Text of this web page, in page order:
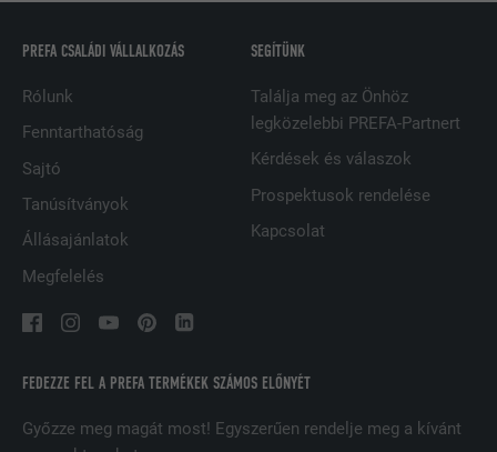
FEDEZZE FEL A PREFA TERMÉKEK SZÁMOS ELŐNYÉT
Győzze meg magát most! Egyszerűen rendelje meg a kívánt
PREFA CSALÁDI VÁLLALKOZÁS
Rólunk
Fenntarthatóság
Sajtó
Tanúsítványok
Állásajánlatok
Megfelelés
SEGÍTÜNK
Találja meg az Önhöz
legközelebbi PREFA-Partnert
Kérdések és válaszok
Prospektusok rendelése
Kapcsolat
CÉL
A LinkedIn közösségi hálózati
szolgáltatás használja, célja a
beágyazott szolgáltatások nyomon
NÉV UserMatchHistory
SZOLGÁLTATÓ
FOLYAMAT 29 nap
CÉL
A többes webhelyek látogatóinak
a céllal, hogy jól illeszkedő hirdetéseket